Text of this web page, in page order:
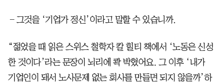
―그것을 ‘기업가 정신’이라고 말할 수 있습니까.
“젊었을 때 읽은 스위스 철학자 칼 힐티 책에서 ‘노동은 신성
한 것이다’라는 문장이 뇌리에 콱 박혔어요. 그 이후 ‘내가
기업인이 돼서 노사문제 없는 회사를 만들면 되지 않을까’하